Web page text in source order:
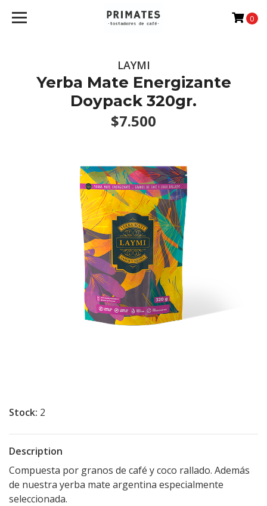
0
LAYMI
Yerba Mate Energizante
Doypack 320gr.
$7.500
Stock: 2
Description
Compuesta por granos de café y coco rallado. Además
de nuestra yerba mate argentina especialmente
seleccionada.